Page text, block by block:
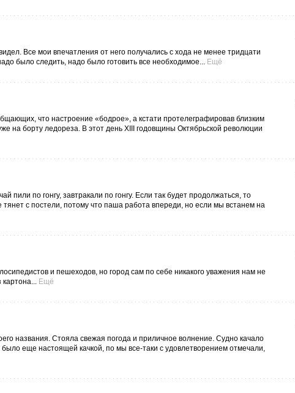
Все мои впечатления от него получались с хода не менее тридцати
было следить, надо было готовить все необходимое... Ещё
что настроение «бодрое», а кстати протелеграфировав близким
на борту ледореза. В этот день XIII годовщины Октябрьской революции
пили по гонгу, завтракали по гонгу. Если так будет продолжаться, то
тянет с постели, потому что паша работа впереди, но если мы встанем на
и пешеходов, но город сам по себе никакого уважения нам не
Ещё
названия. Стояла свежая погода и приличное волнение. Судно качало
еще настоящей качкой, по мы все-таки с удовлетворением отмечали,